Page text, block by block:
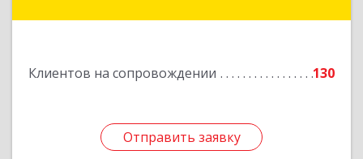
Клиентов на сопровождении 130
Отправить заявку
Отправить заявку